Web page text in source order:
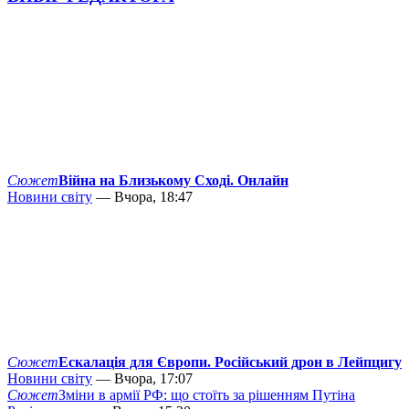
СюжетВійна на Близькому Сході. Онлайн
Новини світу — Вчора, 18:47
СюжетЕскалація для Європи. Російський дрон в Лейпцигу
Новини світу — Вчора, 17:07
СюжетЗміни в армії РФ: що стоїть за рішенням Путіна